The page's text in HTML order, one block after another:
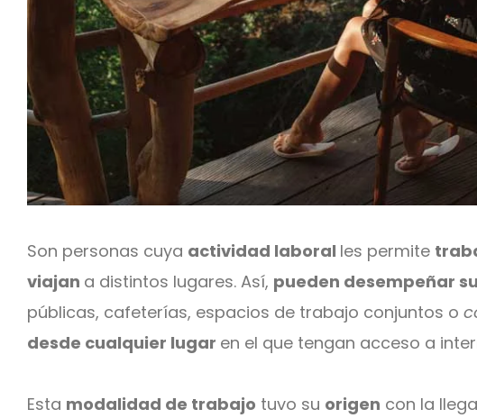
Son personas cuya actividad laboral les permite
viajan a distintos lugares. Así, pueden desempeñar
públicas, cafeterías, espacios de trabajo conjuntos o
desde cualquier lugar en el que tengan acceso a
Esta modalidad de trabajo tuvo su origen con la